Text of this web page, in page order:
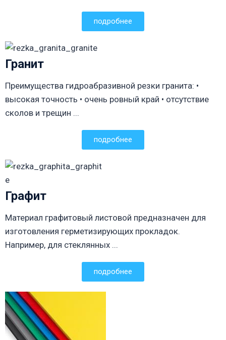
подробнее
Гранит
Преимущества гидроабразивной резки гранита: •
высокая точность • очень ровный край • отсутствие
сколов и трещин ...
подробнее
Графит
Материал графитовый листовой предназначен для
изготовления герметизирующих прокладок.
Например, для стеклянных ...
подробнее